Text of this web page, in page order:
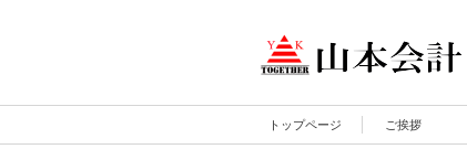
長野県上田市にある税理
士事務所 山本会計によ
トップページ ご挨拶